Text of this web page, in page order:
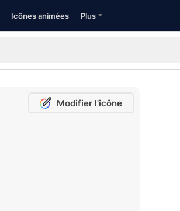
Icônes animées Plus
Modifier l'icône